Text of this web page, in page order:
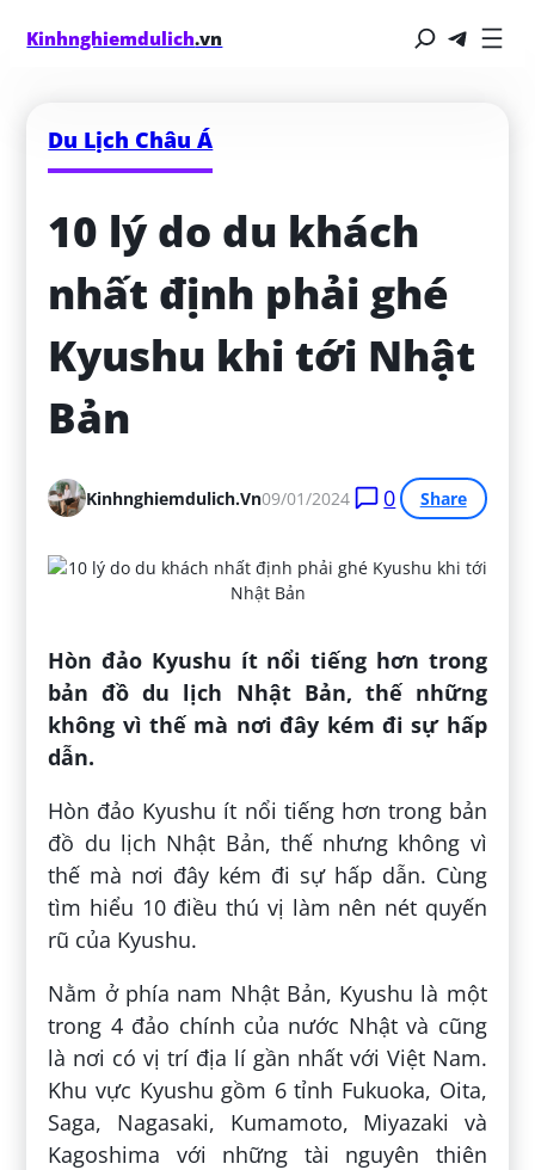
Kinhnghiemdulich.vn
Du Lịch Châu Á
10 lý do du khách
nhất định phải ghé
Kyushu khi tới Nhật
Bản
Kinhnghiemdulich.vn09/01/2024 0 Share
Hòn đảo Kyushu ít nổi tiếng hơn trong
bản đồ du lịch Nhật Bản, thế những
không vì thế mà nơi đây kém đi sự hấp
dẫn.
Hòn đảo Kyushu ít nổi tiếng hơn trong bản
đồ du lịch Nhật Bản, thế nhưng không vì
thế mà nơi đây kém đi sự hấp dẫn. Cùng
tìm hiểu 10 điều thú vị làm nên nét quyến
rũ của Kyushu.
Nằm ở phía nam Nhật Bản, Kyushu là một
trong 4 đảo chính của nước Nhật và cũng
là nơi có vị trí địa lí gần nhất với Việt Nam.
Khu vực Kyushu gồm 6 tỉnh Fukuoka, Oita,
Saga, Nagasaki, Kumamoto, Miyazaki và
Kagoshima với những tài nguyên thiên